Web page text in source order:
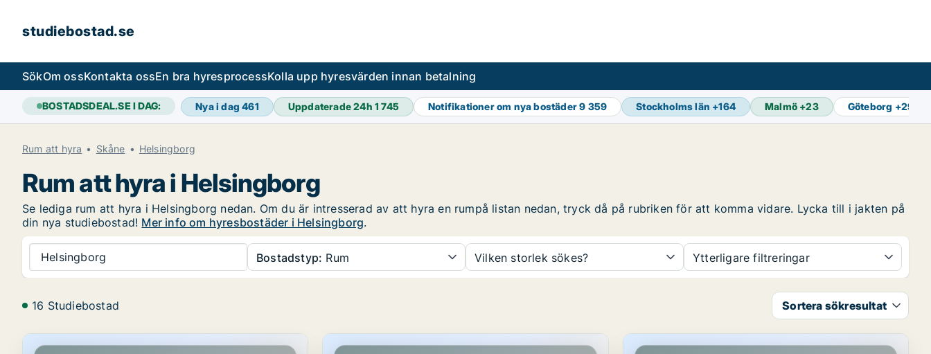
studiebostad.se
SökOm ossKontakta ossEn bra hyresprocessKolla upp hyresvärden innan betalning
BOSTADSDEAL.SE I DAG: Nya i dag461 Uppdaterade 24h1 745 Notifikationer om nya bostäder9 359 Stockholms län +164 Malmö +23 Göteborg +29
Rum att hyra Skåne Helsingborg
Rum att hyra i Helsingborg
Se lediga rum att hyra i Helsingborg nedan. Om du är intresserad av att hyra en rumpå listan nedan, tryck då på rubriken för att komma vidare. Lycka till i jakten på
din nya studiebostad! Mer info om hyresbostäder i Helsingborg.
Helsingborg Bostadstyp: Rum Vilken storlek sökes? Ytterligare filtreringar
16 Studiebostad Sortera sökresultat
Rum i Helsingborg Rum i Helsingborg Rum i Helsingborg